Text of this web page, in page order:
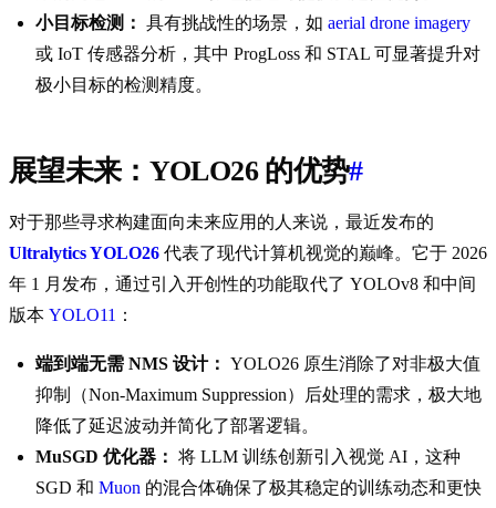
小目标检测： 具有挑战性的场景，如 aerial drone imagery
或 IoT 传感器分析，其中 ProgLoss 和 STAL 可显著提升对
极小目标的检测精度。
展望未来：YOLO26 的优势#
对于那些寻求构建面向未来应用的人来说，最近发布的
Ultralytics YOLO26 代表了现代计算机视觉的巅峰。它于 2026
年 1 月发布，通过引入开创性的功能取代了 YOLOv8 和中间
版本 YOLO11 ：
端到端无需 NMS 设计： YOLO26 原生消除了对非极大值
抑制（Non-Maximum Suppression）后处理的需求，极大地
降低了延迟波动并简化了部署逻辑。
MuSGD 优化器： 将 LLM 训练创新引入视觉 AI，这种
SGD 和 Muon 的混合体确保了极其稳定的训练动态和更快